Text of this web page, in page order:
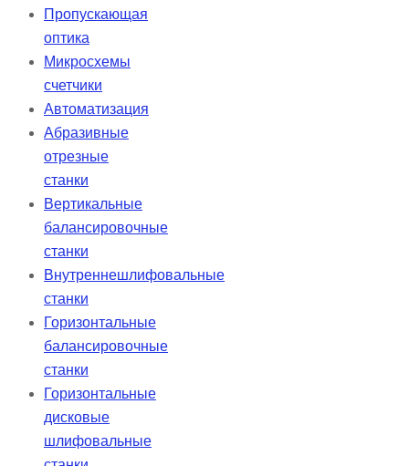
Пропускающая
оптика
Микросхемы
счетчики
Автоматизация
Абразивные
отрезные
станки
Вертикальные
балансировочные
станки
Внутреннешлифовальные
станки
Горизонтальные
балансировочные
станки
Горизонтальные
дисковые
шлифовальные